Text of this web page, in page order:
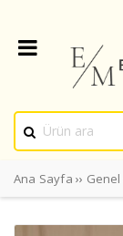
Ana Sayfa ›› Genel